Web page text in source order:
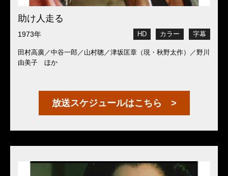
助け人走る
1973年 字幕
カラー
HD
田村高廣／中谷一郎／山村聰／津坂匡章（現・秋野太作）／野川
由美子 ほか
放送スケジュールはこちら >